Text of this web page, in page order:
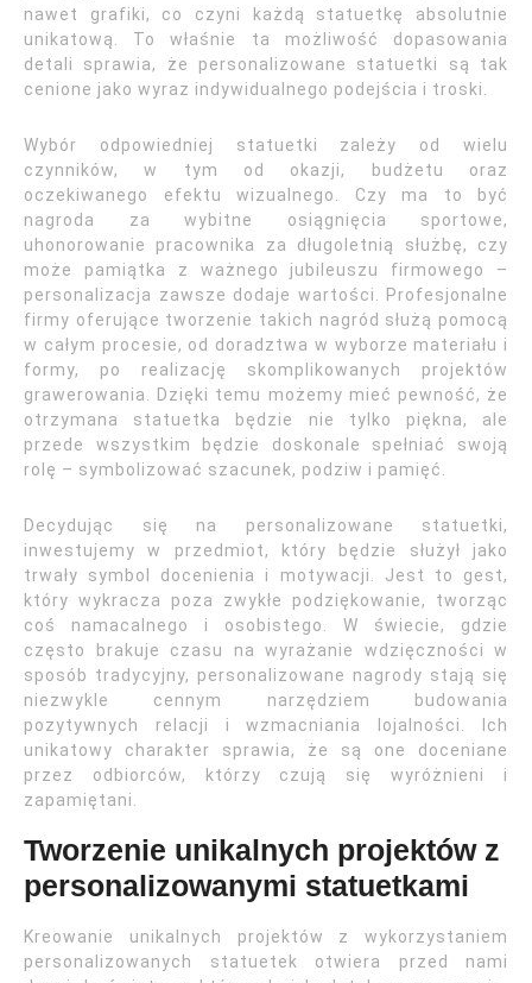
nawet grafiki, co czyni każdą statuetkę absolutnie
unikatową. To właśnie ta możliwość dopasowania
detali sprawia, że personalizowane statuetki są tak
cenione jako wyraz indywidualnego podejścia i troski.
Wybór odpowiedniej statuetki zależy od wielu
czynników, w tym od okazji, budżetu oraz
oczekiwanego efektu wizualnego. Czy ma to być
nagroda za wybitne osiągnięcia sportowe,
uhonorowanie pracownika za długoletnią służbę, czy
może pamiątka z ważnego jubileuszu firmowego –
personalizacja zawsze dodaje wartości. Profesjonalne
firmy oferujące tworzenie takich nagród służą pomocą
w całym procesie, od doradztwa w wyborze materiału i
formy, po realizację skomplikowanych projektów
grawerowania. Dzięki temu możemy mieć pewność, że
otrzymana statuetka będzie nie tylko piękna, ale
przede wszystkim będzie doskonale spełniać swoją
rolę – symbolizować szacunek, podziw i pamięć.
Decydując się na personalizowane statuetki,
inwestujemy w przedmiot, który będzie służył jako
trwały symbol docenienia i motywacji. Jest to gest,
który wykracza poza zwykłe podziękowanie, tworząc
coś namacalnego i osobistego. W świecie, gdzie
często brakuje czasu na wyrażanie wdzięczności w
sposób tradycyjny, personalizowane nagrody stają się
niezwykle cennym narzędziem budowania
pozytywnych relacji i wzmacniania lojalności. Ich
unikatowy charakter sprawia, że są one doceniane
przez odbiorców, którzy czują się wyróżnieni i
zapamiętani.
Tworzenie unikalnych projektów z
personalizowanymi statuetkami
Kreowanie unikalnych projektów z wykorzystaniem
personalizowanych statuetek otwiera przed nami